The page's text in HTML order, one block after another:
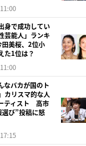
身で成功してい
芸能人」ランキ
美桜、2位小
た1位は？
なバカが国のト
カリスマ的な人
ティスト 高市
び”投稿に怒